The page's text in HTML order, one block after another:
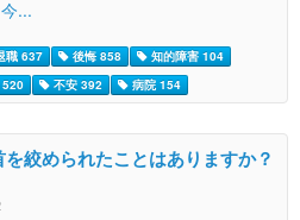
...
職 637 後悔 858
知的障害 104
520 不安 392 病院 154
絞められたことはありますか？